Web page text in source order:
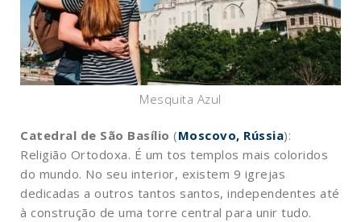
Mesquita Azul
Catedral de São Basílio (Moscovo, Rússia):
Religião Ortodoxa. É um tos templos mais coloridos
do mundo. No seu interior, existem 9 igrejas
dedicadas a outros tantos santos, independentes até
à construção de uma torre central para unir tudo.